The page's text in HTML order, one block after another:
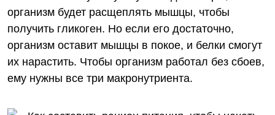
организм будет расщеплять мышцы, чтобы
получить гликоген. Но если его достаточно,
организм оставит мышцы в покое, и белки смогут
их нарастить. Чтобы организм работал без сбоев,
ему нужны все три макронутриента.